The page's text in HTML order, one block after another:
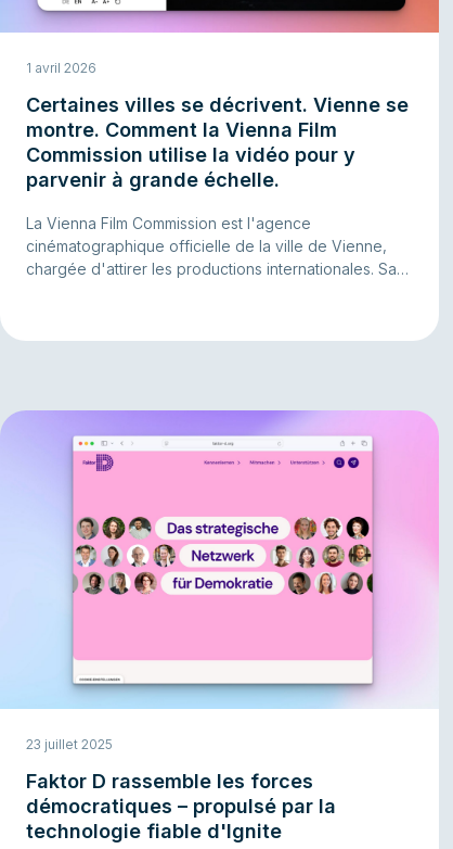
1 avril 2026
Certaines villes se décrivent. Vienne se
montre. Comment la Vienna Film
Commission utilise la vidéo pour y
parvenir à grande échelle.
La Vienna Film Commission est l'agence
cinématographique officielle de la ville de Vienne,
chargée d'attirer les productions internationales. Sa
s'empêcher de l'inscrire sur leur shortlist. La vidéo est
23 juillet 2025
Faktor D rassemble les forces
démocratiques – propulsé par la
technologie fiable d'Ignite